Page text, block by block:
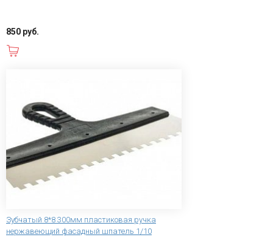
850 руб.
Зубчатый 8*8 300мм пластиковая ручка
нержавеющий фасадный шпатель 1/10